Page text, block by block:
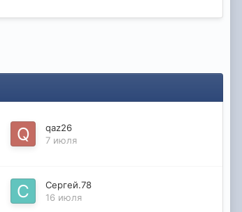
qaz26
7 июля
Сергей.78
16 июля